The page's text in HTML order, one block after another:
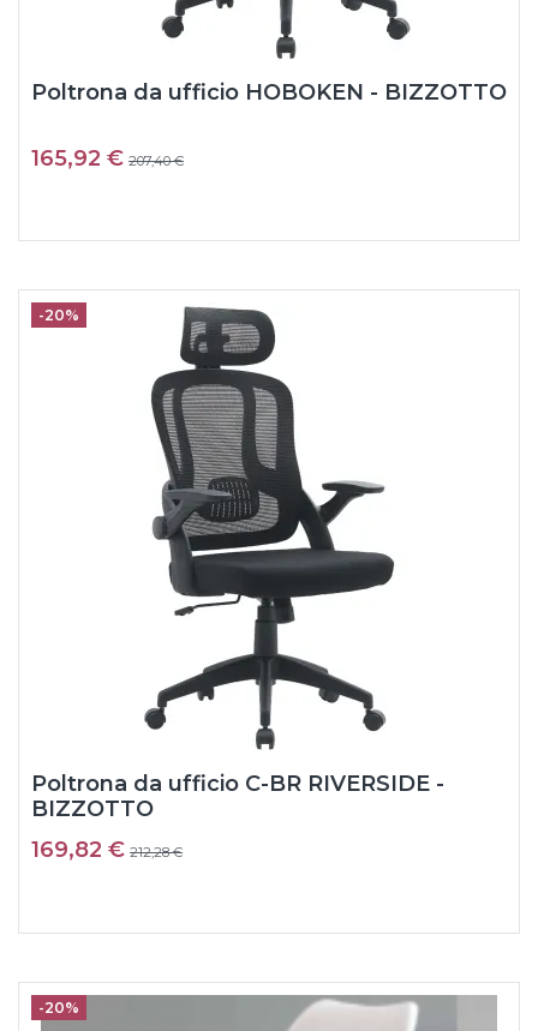
Poltrona da ufficio HOBOKEN - BIZZOTTO
165,92 € 207,40 €
-20%
Poltrona da ufficio C-BR RIVERSIDE -
BIZZOTTO
169,82 € 212,28 €
-20%